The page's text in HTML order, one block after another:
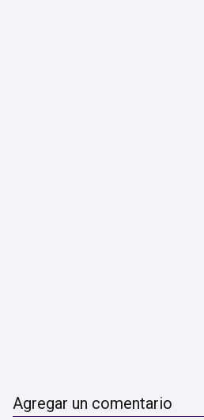
Agregar un comentario